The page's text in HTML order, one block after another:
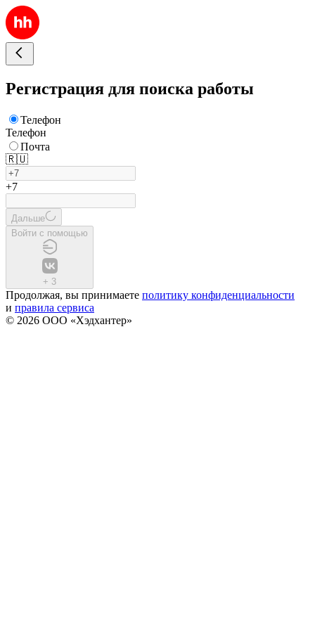
Регистрация для поиска работы
Телефон
Телефон
Почта
🇷🇺
+7
Дальше
Войти с помощью
+ 3
Продолжая, вы принимаете политику конфиденциальности
и правила сервиса
© 2026 ООО «Хэдхантер»